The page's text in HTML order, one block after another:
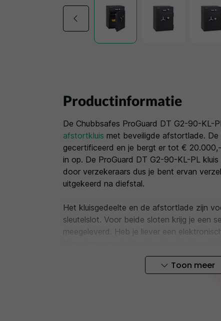
Productinformatie
De Chubbsafes ProGuard DT G2-90-KL-
afstortkluis met beveiligde afstortlade. De
gecertificeerd en je bergt er tot €
in op. De ProGuard DT G2-90-KL-PL
door verzekeraars dus je bent ervan
uitgekeerd na diefstal.
Het kluisgedeelte en de afstortlade zijn
sleutelslot. Voor beide sloten krijg je een
meegeleverd. Heb je liever een
Chubbsafes ProGuard
Toon meer